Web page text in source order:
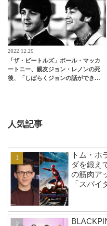
2022.12.29
「ザ・ビートルズ」ポール・マッカ
ートニー、親友ジョン・レノンの死
後、「しばらくジョンの話ができな
人気記事
トム・ホ
ダを鍛え
の筋肉ア
「スパイ